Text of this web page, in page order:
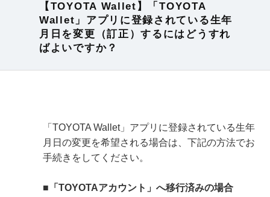
【TOYOTA Wallet】「TOYOTA
Wallet」アプリに登録されている生年
月日を変更（訂正）するにはどうすれ
ばよいですか？
「TOYOTA Wallet」アプリに登録されている生年
月日の変更を希望される場合は、下記の方法でお
手続きをしてください。
■「TOYOTAアカウント」へ移行済みの場合